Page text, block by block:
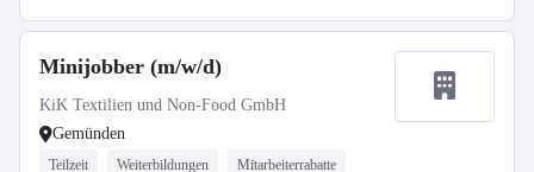
Minijobber (m/w/d)
KiK Textilien und Non-Food GmbH
Gemünden
Teilzeit Weiterbildungen Mitarbeiterrabatte